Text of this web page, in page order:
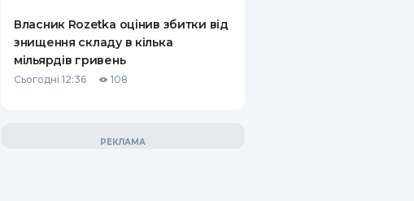
Власник Rozetka оцінив збитки від
знищення складу в кілька
мільярдів гривень
Сьогодні 12:36 108